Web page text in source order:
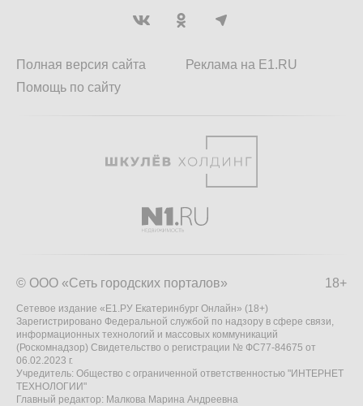
Полная версия сайта
Помощь по сайту
Реклама на E1.RU
18+
© ООО «Сеть городских порталов»
Сетевое издание «Е1.РУ Екатеринбург Онлайн» (18+)
Зарегистрировано Федеральной службой по надзору в сфере связи,
информационных технологий и массовых коммуникаций
(Роскомнадзор) Свидетельство о регистрации № ФС77-84675 от
06.02.2023 г.
Учредитель: Общество с ограниченной ответственностью "ИНТЕРНЕТ
ТЕХНОЛОГИИ"
Главный редактор: Малкова Марина Андреевна